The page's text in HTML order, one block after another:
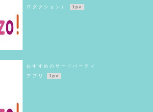
ロダクション）
1pv
おすすめのサードパーティ
アプリ
1pv